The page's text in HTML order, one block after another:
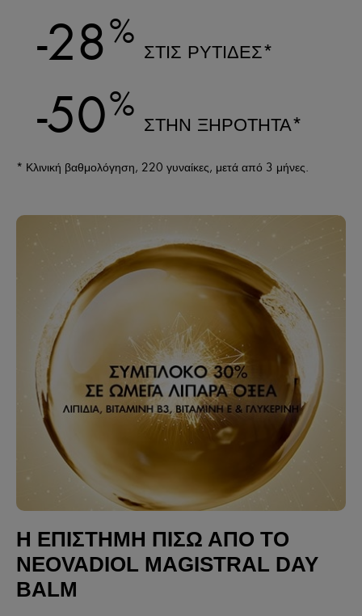
-28% ΣΤΙΣ ΡΥΤΙΔΕΣ*
-50% ΣΤΗΝ ΞΗΡΟΤΗΤΑ*
* Κλινική βαθμολόγηση, 220 γυναίκες, μετά από 3 μήνες.
Η ΕΠΙΣΤΗΜΗ ΠΙΣΩ ΑΠΟ ΤΟ
NEOVADIOL MAGISTRAL DAY
BALM